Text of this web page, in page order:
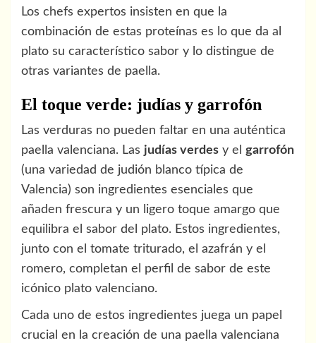
Los chefs expertos insisten en que la
combinación de estas proteínas es lo que da al
plato su característico sabor y lo distingue de
otras variantes de paella.
El toque verde: judías y garrofón
Las verduras no pueden faltar en una auténtica
paella valenciana. Las judías verdes y el garrofón
(una variedad de judión blanco típica de
Valencia) son ingredientes esenciales que
añaden frescura y un ligero toque amargo que
equilibra el sabor del plato. Estos ingredientes,
junto con el tomate triturado, el azafrán y el
romero, completan el perfil de sabor de este
icónico plato valenciano.
Cada uno de estos ingredientes juega un papel
crucial en la creación de una paella valenciana